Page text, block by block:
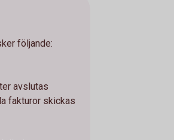
följande:
avslutas
fakturor skickas